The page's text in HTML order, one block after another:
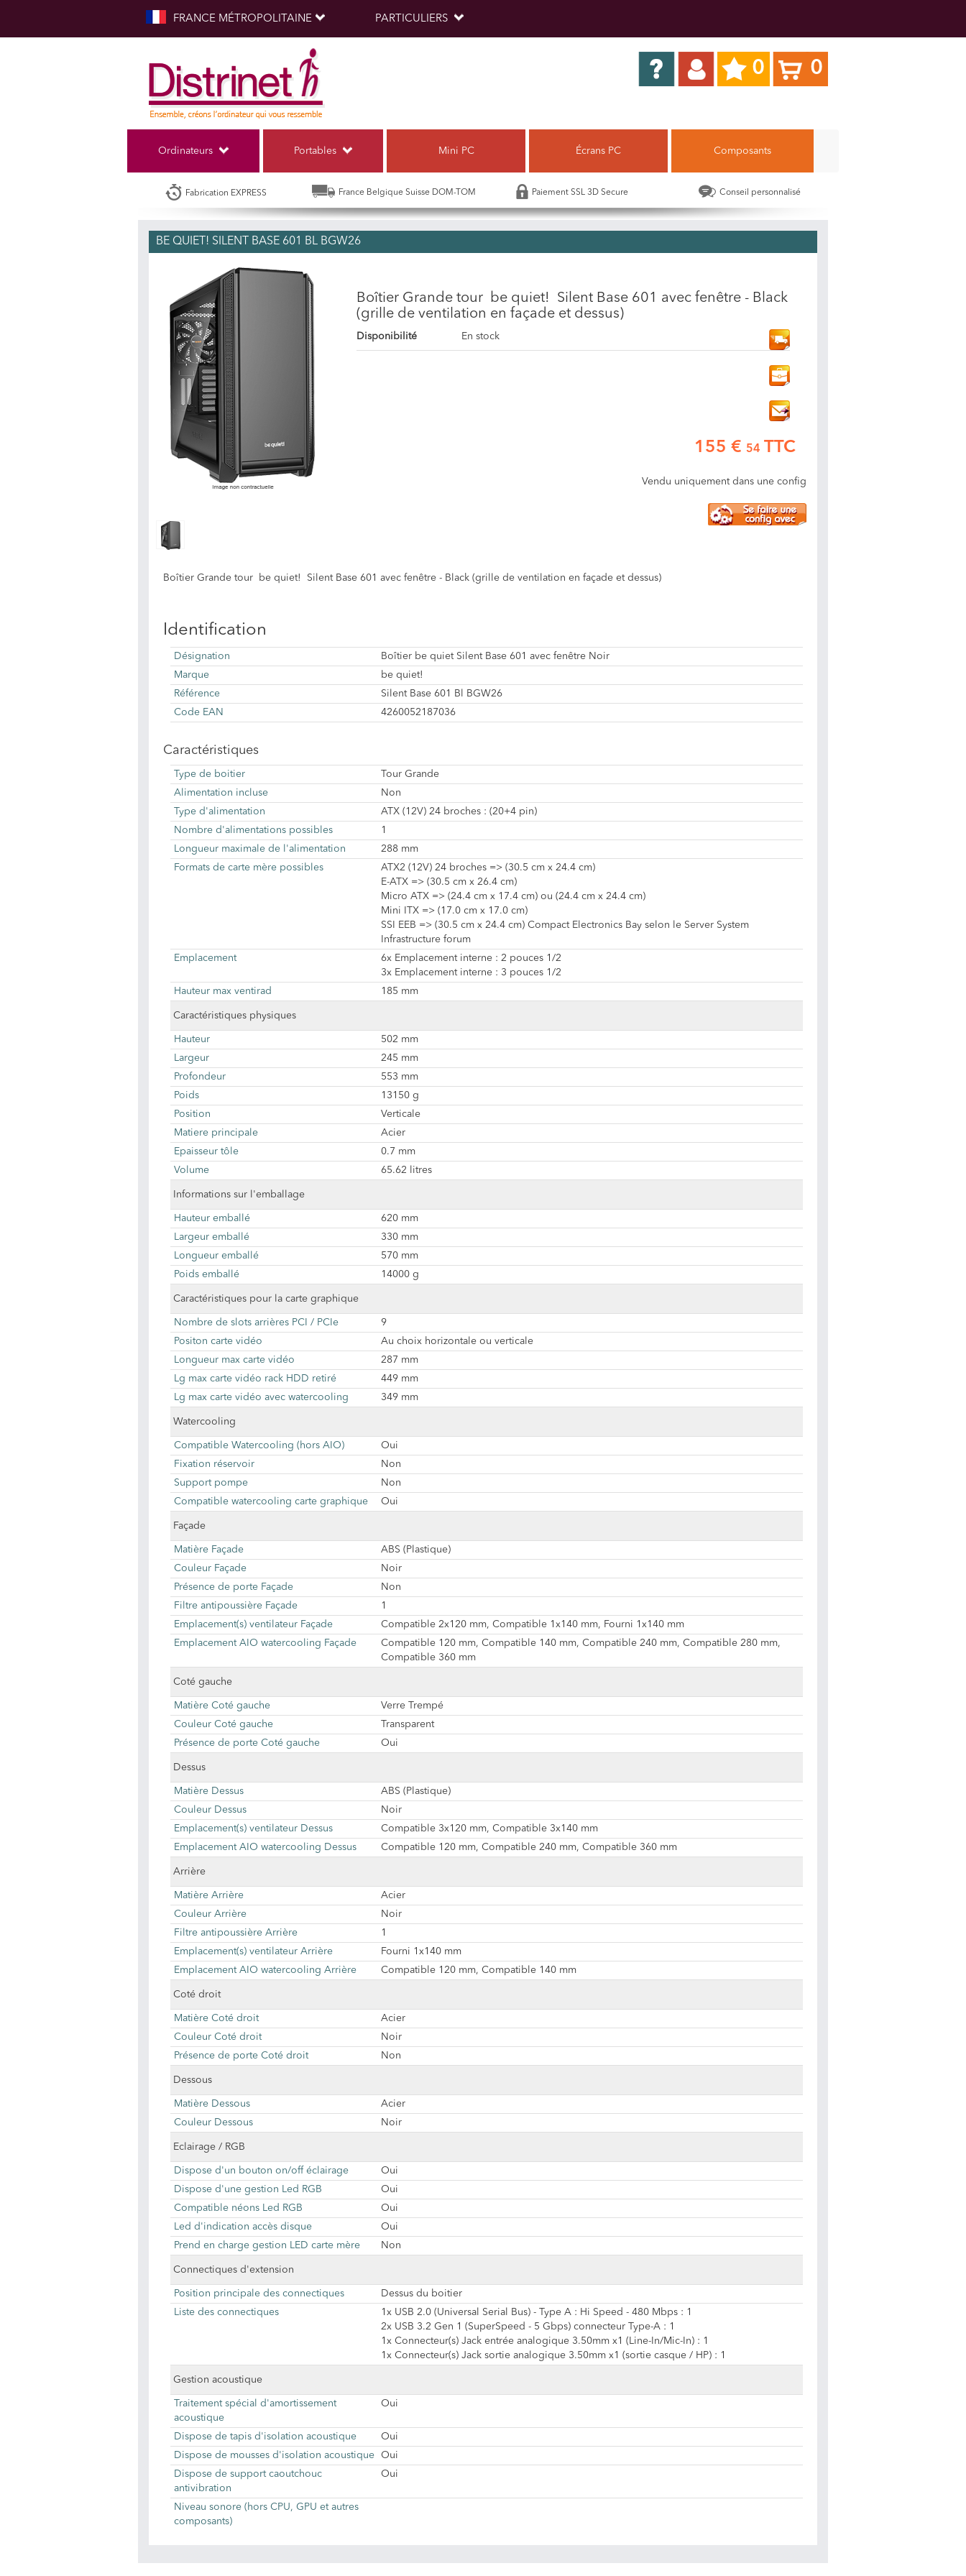
FRANCE MÉTROPOLITAINE PARTICULIERS
0 0
Ordinateurs Portables Mini PC Écrans PC Composants
Fabrication EXPRESS France Belgique Suisse DOM-TOM Paiement SSL 3D Secure Conseil personnalisé
BE QUIET! SILENT BASE 601 BL BGW26
Boîtier Grande tour be quiet! Silent Base 601 avec fenêtre - Black
(grille de ventilation en façade et dessus)
Disponibilité En stock
155 € 54 TTC
Vendu uniquement dans une config
Boîtier Grande tour be quiet! Silent Base 601 avec fenêtre - Black (grille de ventilation en façade et dessus)
Identification
Désignation
Boîtier be quiet Silent Base 601 avec fenêtre Noir
Marque
be quiet!
Référence
Silent Base 601 Bl BGW26
Code EAN
4260052187036
Caractéristiques
Type de boitier
Tour Grande
Alimentation incluse
Non
Type d'alimentation
ATX (12V) 24 broches : (20+4 pin)
Nombre d'alimentations possibles
1
Longueur maximale de l'alimentation
288 mm
Formats de carte mère possibles
ATX2 (12V) 24 broches => (30.5 cm x 24.4 cm)
E-ATX => (30.5 cm x 26.4 cm)
Micro ATX => (24.4 cm x 17.4 cm) ou (24.4 cm x 24.4 cm)
Mini ITX => (17.0 cm x 17.0 cm)
SSI EEB => (30.5 cm x 24.4 cm) Compact Electronics Bay selon le Server System
Infrastructure forum
Emplacement
6x Emplacement interne : 2 pouces 1/2
3x Emplacement interne : 3 pouces 1/2
Hauteur max ventirad
185 mm
Caractéristiques physiques
Hauteur
502 mm
Largeur
245 mm
Profondeur
553 mm
Poids
13150 g
Position
Verticale
Matiere principale
Acier
Epaisseur tôle
0.7 mm
Volume
65.62 litres
Informations sur l'emballage
Hauteur emballé
620 mm
Largeur emballé
330 mm
Longueur emballé
570 mm
Poids emballé
14000 g
Caractéristiques pour la carte graphique
Nombre de slots arrières PCI / PCIe
9
Positon carte vidéo
Au choix horizontale ou verticale
Longueur max carte vidéo
287 mm
Lg max carte vidéo rack HDD retiré
449 mm
Lg max carte vidéo avec watercooling
349 mm
Watercooling
Compatible Watercooling (hors AIO)
Oui
Fixation réservoir
Non
Support pompe
Non
Compatible watercooling carte graphique
Oui
Façade
Matière Façade
ABS (Plastique)
Couleur Façade
Noir
Présence de porte Façade
Non
Filtre antipoussière Façade
1
Emplacement(s) ventilateur Façade
Compatible 2x120 mm, Compatible 1x140 mm, Fourni 1x140 mm
Emplacement AIO watercooling Façade
Compatible 120 mm, Compatible 140 mm, Compatible 240 mm, Compatible 280 mm,
Compatible 360 mm
Coté gauche
Matière Coté gauche
Verre Trempé
Couleur Coté gauche
Transparent
Présence de porte Coté gauche
Oui
Dessus
Matière Dessus
ABS (Plastique)
Couleur Dessus
Noir
Emplacement(s) ventilateur Dessus
Compatible 3x120 mm, Compatible 3x140 mm
Emplacement AIO watercooling Dessus
Compatible 120 mm, Compatible 240 mm, Compatible 360 mm
Arrière
Matière Arrière
Acier
Couleur Arrière
Noir
Filtre antipoussière Arrière
1
Emplacement(s) ventilateur Arrière
Fourni 1x140 mm
Emplacement AIO watercooling Arrière
Compatible 120 mm, Compatible 140 mm
Coté droit
Matière Coté droit
Acier
Couleur Coté droit
Noir
Présence de porte Coté droit
Non
Dessous
Matière Dessous
Acier
Couleur Dessous
Noir
Eclairage / RGB
Dispose d'un bouton on/off éclairage
Oui
Dispose d'une gestion Led RGB
Oui
Compatible néons Led RGB
Oui
Led d'indication accès disque
Oui
Prend en charge gestion LED carte mère
Non
Connectiques d'extension
Position principale des connectiques
Dessus du boitier
Liste des connectiques
1x USB 2.0 (Universal Serial Bus) - Type A : Hi Speed - 480 Mbps : 1
2x USB 3.2 Gen 1 (SuperSpeed - 5 Gbps) connecteur Type-A : 1
1x Connecteur(s) Jack entrée analogique 3.50mm x1 (Line-In/Mic-In) : 1
1x Connecteur(s) Jack sortie analogique 3.50mm x1 (sortie casque / HP) : 1
Gestion acoustique
Traitement spécial d'amortissement
acoustique
Oui
Dispose de tapis d'isolation acoustique
Oui
Dispose de mousses d'isolation acoustique
Oui
Dispose de support caoutchouc
antivibration
Oui
Niveau sonore (hors CPU, GPU et autres
composants)